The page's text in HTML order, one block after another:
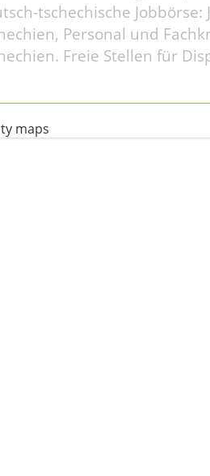
tschechische Jobbörse:
Personal und
Freie Stellen für
maps